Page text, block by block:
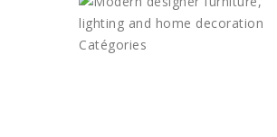
Catégories